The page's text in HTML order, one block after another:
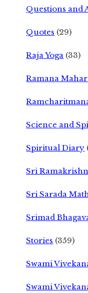
Questions and
Quotes (29)
Raja Yoga (33)
Ramana
Science and
Spiritual Diary
Sri
Sri Sarada Math
Srimad
Stories (359)
Swami
Swami